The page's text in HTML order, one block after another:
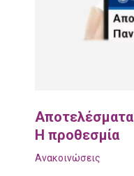
Η προθεσμία
Ανακοινώσεις